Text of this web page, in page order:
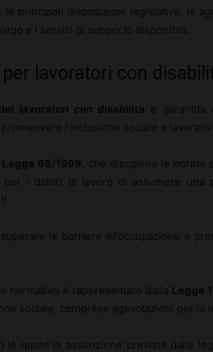
le principali disposizioni legislative, le
e i servizi di supporto disponibili.
lavoratori con
lavoratori con disabilità è garantita
l’inclusione sociale e
Legge 68/1999 , che disciplina le
per i datori di lavoro di assumere una
le barriere all’occupazione e
normativo è rappresentato dalla Legge
sociale, comprese agevolazioni per la
le quote di assunzione previste dalla